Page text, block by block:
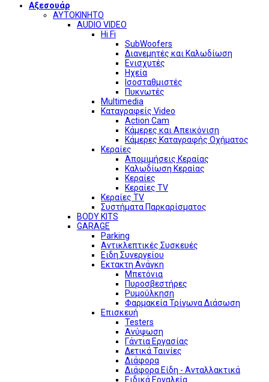
Αξεσουάρ
ΑΥΤΟΚΙΝΗΤΟ
AUDIO VIDEO
Hi Fi
SubWoofers
Διανεμητές και Καλωδίωση
Ενισχυτές
Ηχεία
Ισοσταθμιστές
Πυκνωτές
Multimedia
Καταγραφείς Video
Action Cam
Κάμερες και Απεικόνιση
Κάμερες Καταγραφής Οχήματος
Κεραίες
Απομιμήσεις Κεραίας
Καλωδίωση Κεραίας
Κεραίες
Κεραίες TV
Κεραίες TV
Συστήματα Παρκαρίσματος
BODY KITS
GARAGE
Parking
Αντικλεπτικές Συσκευές
Ειδη Συνεργείου
Εκτακτη Ανάγκη
Μπετόνια
Πυροσβεστήρες
Ρυμούλκηση
Φαρμακεία Τρίγωνα Διάσωση
Επισκευή
Testers
Ανύψωση
Γάντια Εργασίας
Δετικά Ταινίες
Διάφορα
Διάφορα Είδη - Ανταλλακτικά
Ειδικά Εργαλεία